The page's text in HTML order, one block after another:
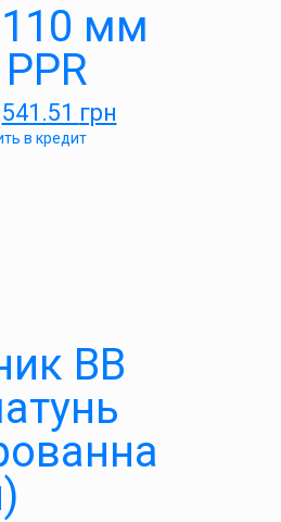
мм
541.51 грн
в кредит
ВВ